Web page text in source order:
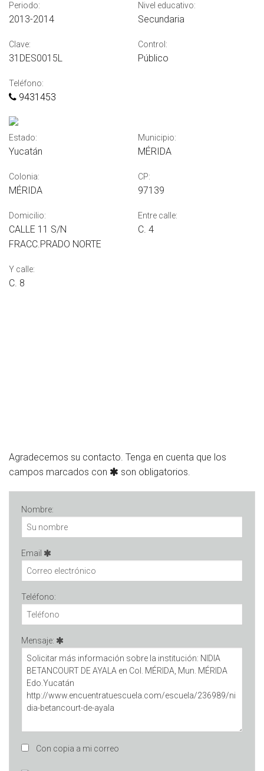
Periodo:
2013-2014
Nivel educativo:
Secundaria
Clave:
31DES0015L
Control:
Público
Teléfono:
9431453
Estado:
Yucatán
Municipio:
MÉRIDA
Colonia:
MÉRIDA
CP:
97139
Domicilio:
CALLE 11 S/N
FRACC.PRADO NORTE
Entre calle:
C. 4
Y calle:
C. 8
Agradecemos su contacto. Tenga en cuenta que los
campos marcados con
son obligatorios.
Nombre:
Email
Teléfono:
Mensaje:
Con copia a mi correo